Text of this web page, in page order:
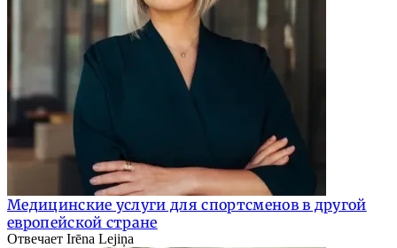
Медицинские услуги для спортсменов в другой
европейской стране
Отвечает Irēna Lejiņa